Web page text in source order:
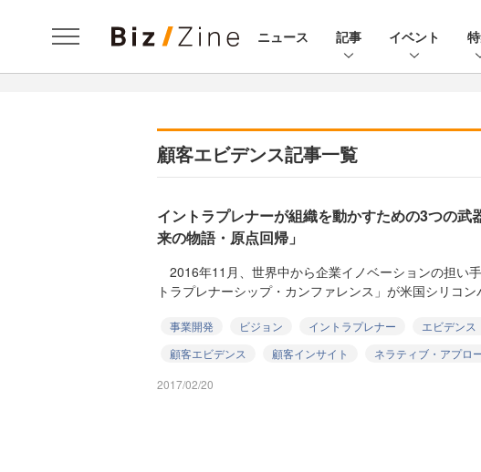
ニュース 記事 イベント
顧客エビデンス記事一覧
イントラプレナーが組織を動かすための3つの武
来の物語・原点回帰」
2016年11月、世界中から企業イノベーションの担い
トラプレナーシップ・カンファレンス」が米国シリコ
事業開発 ビジョン イントラプレナー
エビデンス
顧客エビデンス
顧客インサイト ネラティブ・アプロ
2017/02/20